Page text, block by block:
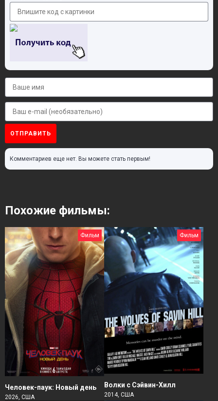
ОТПРАВИТЬ
Комментариев еще нет. Вы можете стать первым!
Похожие фильмы:
Фильм
Человек-паук: Новый день
2026, США
Фильм
Волки с Сэйвин-Хилл
2014, США